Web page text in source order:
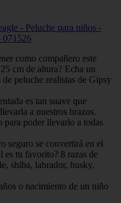
- Peluche para niños -
071526
como compañero este
cm de altura? Echa un
peluche realistas de Gipsy
es tan suave que
a nuestros brazos.
para poder llevarlo a todas
seguro se convertirá en el
es tu favorito? 8 razas de
shiba, labrador, husky,
o nacimiento de un niño